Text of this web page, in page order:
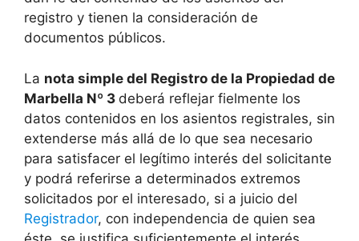
registro y tienen la consideración de
documentos públicos.
La nota simple del Registro de la Propiedad de
Marbella Nº 3 deberá reflejar fielmente los
datos contenidos en los asientos registrales, sin
extenderse más allá de lo que sea necesario
para satisfacer el legítimo interés del solicitante
y podrá referirse a determinados extremos
solicitados por el interesado, si a juicio del
Registrador, con independencia de quien sea